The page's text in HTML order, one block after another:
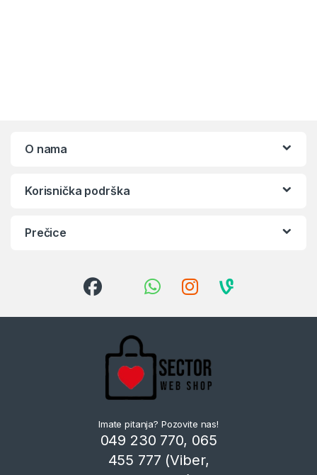
O nama
Korisnička podrška
Prečice
Imate pitanja? Pozovite nas!
049 230 770, 065
455 777 (Viber,